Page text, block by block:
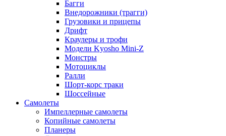
Багги
Внедорожники (трагги)
Грузовики и прицепы
Дрифт
Краулеры и трофи
Модели Kyosho Mini-Z
Монстры
Мотоциклы
Ралли
Шорт-корс траки
Шоссейные
Самолеты
Импеллерные самолеты
Копийные самолеты
Планеры